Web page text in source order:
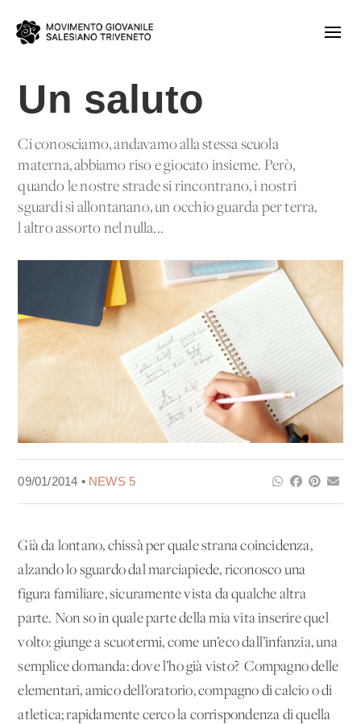
Un saluto
Ci conosciamo, andavamo alla stessa scuola
materna, abbiamo riso e giocato insieme. Però,
quando le nostre strade si rincontrano, i nostri
sguardi si allontanano, un occhio guarda per terra,
l'altro assorto nel nulla...
09/01/2014 • NEWS 5
Già da lontano, chissà per quale strana coincidenza,
alzando lo sguardo dal marciapiede, riconosco una
figura familiare, sicuramente vista da qualche altra
parte. Non so in quale parte della mia vita inserire quel
volto: giunge a scuotermi, come un’eco dall’infanzia, una
semplice domanda: dove l’ho già visto? Compagno delle
elementari, amico dell’oratorio, compagno di calcio o di
atletica; rapidamente cerco la corrispondenza di quella